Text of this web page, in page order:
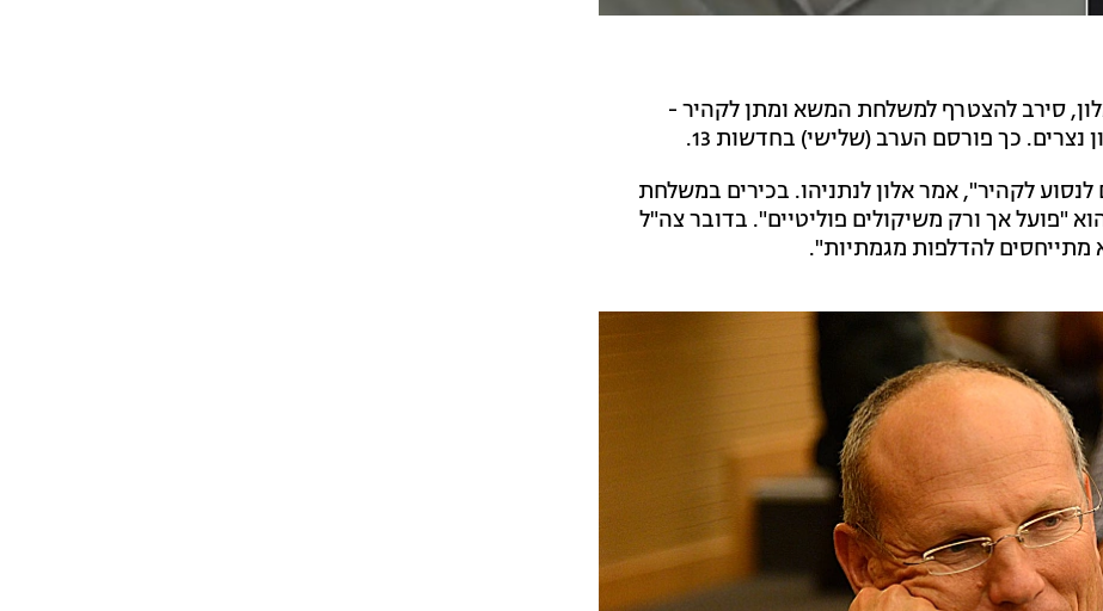
סירב להצטרף למשלחת המשא ומתן לקהיר -
כך פורסם הערב (שלישי) בחדשות 13.
לקהיר", אמר אלון לנתניהו. בכירים במשלחת
אך ורק משיקולים פוליטיים". בדובר צה"ל
מתייחסים להדלפות מגמתיות".